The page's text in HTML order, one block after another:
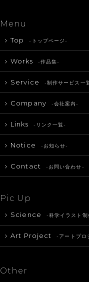
Menu
Top -トップページ-
Works -作品集-
Service -制作サービス一
Company -会社案内-
Links -リンク一覧-
Notice -お知らせ-
Contact -お問い合わせ-
Pic Up
Science -科学イラスト制
Art Project -アートプロ
Other